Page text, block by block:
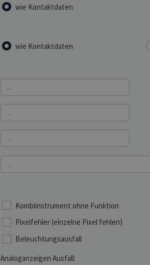
wie Kontaktdaten
wie Kontaktdaten
Kombiinstrument ohne Funktion
Pixelfehler (einzelne Pixel fehlen)
Beleuchtungsausfall
Analoganzeigen Ausfall: